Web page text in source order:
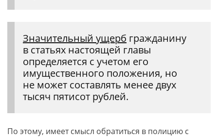
Значительный ущерб гражданину
в статьях настоящей главы
определяется с учетом его
имущественного положения, но
не может составлять менее двух
тысяч пятисот рублей.
По этому, имеет смысл обратиться в полицию с